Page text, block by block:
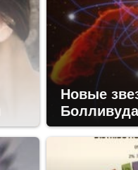
Новые
Болливуда